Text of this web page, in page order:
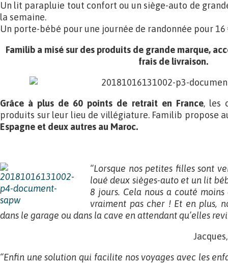
Un lit parapluie tout confort ou un siège-auto de
la semaine.
Un porte-bébé pour une journée de randonnée pour 16
Familib a misé sur des produits de grande marque,
frais de livraison.
Grâce à plus de 60 points de retrait en France, les
produits sur leur lieu de villégiature. Familib propose
Espagne et deux autres au Maroc.
“Lorsque nos petites filles sont
loué deux sièges-auto et un lit
8 jours. Cela nous a couté
vraiment pas cher ! Et en plus,
dans le garage ou dans la cave en attendant qu’elles
“Enfin une solution qui facilite nos voyages avec les